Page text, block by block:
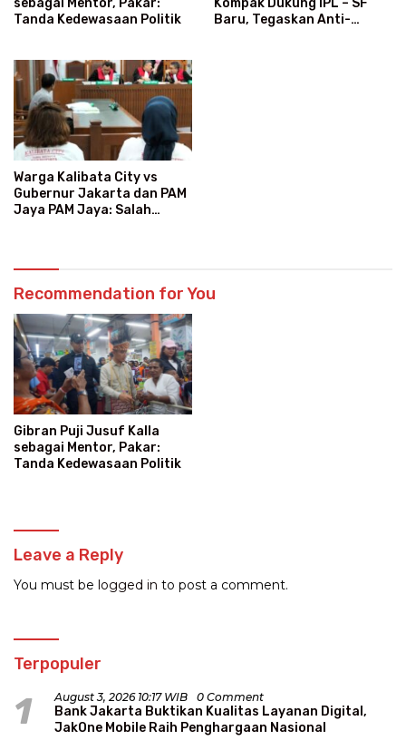
sebagai Mentor, Pakar:
Tanda Kedewasaan Politik
Kompak Dukung IPL – SF
Baru, Tegaskan Anti-
Warga Kalibata City vs
Gubernur Jakarta dan PAM
Jaya PAM Jaya: Salah
Recommendation for You
Gibran Puji Jusuf Kalla
sebagai Mentor, Pakar:
Tanda Kedewasaan Politik
Leave a Reply
You must be logged in to post a comment.
Terpopuler
1 August 3, 2026 10:17 WIB 0 Comment
Bank Jakarta Buktikan Kualitas Layanan Digital,
JakOne Mobile Raih Penghargaan Nasional